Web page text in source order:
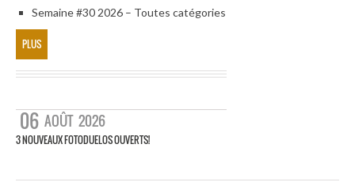
Semaine #30 2026 – Toutes catégories
PLUS
06 AOÛT 2026
3 NOUVEAUX FOTODUELOS OUVERTS!